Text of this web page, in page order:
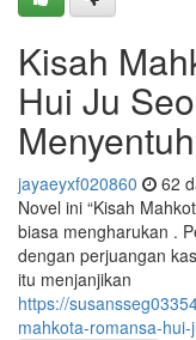
Kisah
Hui Ju
jayaeyxf020860 62
Novel ini “Kisah
biasa mengharukan .
dengan perjuangan
itu menjanjikan
https://
mahkota-romansa-